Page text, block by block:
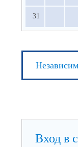
31
Вход в